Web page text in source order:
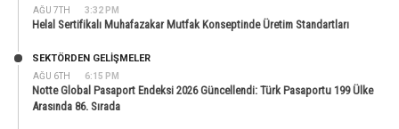
AĞU 7TH 3:32 PM
Helal Sertifikalı Muhafazakar Mutfak Konseptinde Üretim Standartları
AĞU 6TH 6:15 PM
SEKTÖRDEN GELIŞMELER
Notte Global Pasaport Endeksi 2026 Güncellendi: Türk Pasaportu 199 Ülke
Arasında 86. Sırada